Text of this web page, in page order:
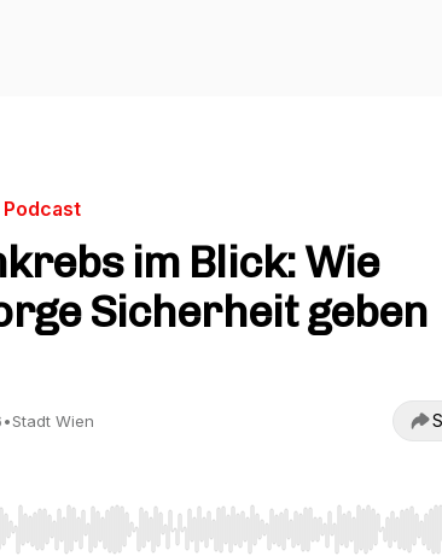
im Blick: Wie
Sicherheit geben
•Stadt Wien
Left/Right to seek, Home/End to jump to start